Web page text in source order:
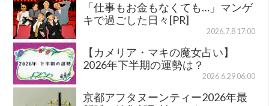
「仕事もお金もなくても…」マンゲ
キで過ごした日々[PR]
2026.7.8 17:00
【カメリア・マキの魔女占い】
2026年下半期の運勢は？
2026.6.29 06:00
京都アフタヌーンティー2026年最